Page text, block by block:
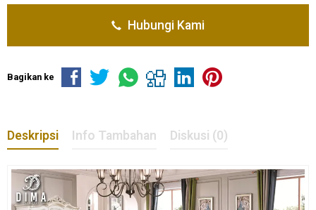
Hubungi Kami
Bagikan ke
Deskripsi Info Tambahan Diskusi (0)